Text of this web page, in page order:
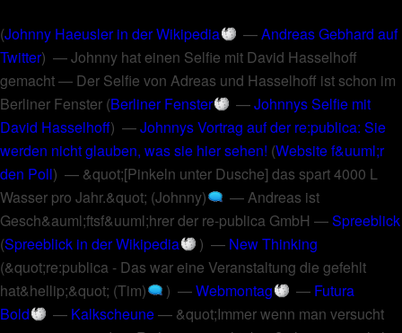
(Johnny Haeusler in der Wikipedia —Andreas Gebhard auf
Twitter) —Johnny hat einen Selfie mit David Hasselhoff
gemacht— Der Selfie von Adreas und Hasselhoff ist schon im
Berliner Fenster (Berliner Fenster —Johnnys Selfie mit
David Hasselhoff) —Johnnys Vortrag auf der re:publica: Sie
werden nicht glauben, was sie hier sehen! (Website f&uuml;r
den Poll) — &quot;[Pinkeln unter Dusche] das spart 4000 L
Wasser pro Jahr.&quot; (Johnny)
—Andreas ist
Gesch&auml;ftsf&uuml;hrer der re-publica GmbH —Spreeblick
(Spreeblick in der Wikipedia ) — New Thinking
(&quot;re:publica - Das war eine Veranstaltung die gefehlt
hat&hellip;&quot; (Tim)
) —Webmontag — Futura
Bold
— Kalkscheune— &quot;Immer wenn man versucht